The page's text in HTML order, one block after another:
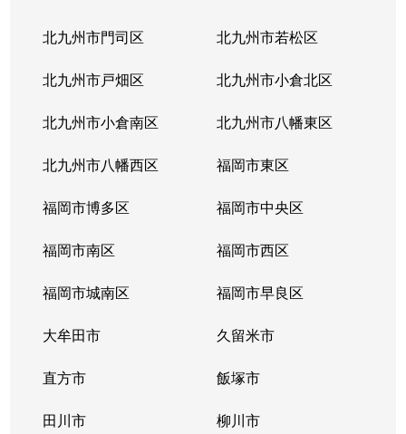
北九州市門司区 北九州市若松区
北九州市戸畑区 北九州市小倉北区
北九州市小倉南区 北九州市八幡東区
北九州市八幡西区 福岡市東区
福岡市博多区 福岡市中央区
福岡市南区 福岡市西区
福岡市城南区 福岡市早良区
大牟田市 久留米市
直方市 飯塚市
田川市 柳川市